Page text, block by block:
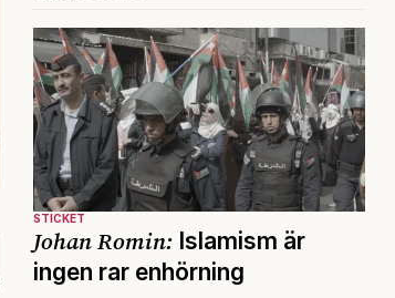
STICKET
Johan Romin: Islamism är
ingen rar enhörning